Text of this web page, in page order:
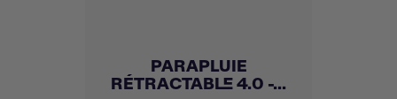
PARAPLUIE
RÉTRACTABLE 4.0 -...